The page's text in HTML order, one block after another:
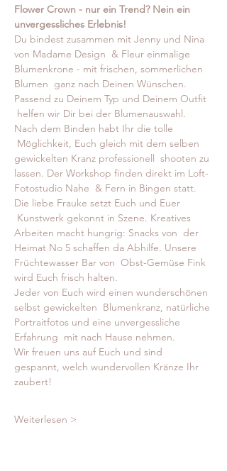
Flower Crown - nur ein Trend? Nein ein
unvergessliches Erlebnis!
Du bindest zusammen mit Jenny und Nina
von Madame Design  & Fleur einmalige
Blumenkrone - mit frischen, sommerlichen
Blumen  ganz nach Deinen Wünschen.
Passend zu Deinem Typ und Deinem Outfit
helfen wir Dir bei der Blumenauswahl.
Nach dem Binden habt Ihr die tolle
Möglichkeit, Euch gleich mit dem selben
gewickelten Kranz professionell  shooten zu
lassen. Der Workshop finden direkt im Loft-
Fotostudio Nahe  & Fern in Bingen statt.
Die liebe Frauke setzt Euch und Euer
Kunstwerk gekonnt in Szene. Kreatives
Arbeiten macht hungrig: Snacks von  der
Heimat No 5 schaffen da Abhilfe. Unsere
Früchtewasser Bar von  Obst-Gemüse Fink
wird Euch frisch halten.
Jeder von Euch wird einen wunderschönen
selbst gewickelten  Blumenkranz, natürliche
Portraitfotos und eine unvergessliche
Erfahrung  mit nach Hause nehmen.
Wir freuen uns auf Euch und sind
gespannt, welch wundervollen Kränze Ihr
zaubert!
Weiterlesen >